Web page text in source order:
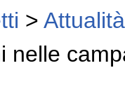
> Attualità
nelle